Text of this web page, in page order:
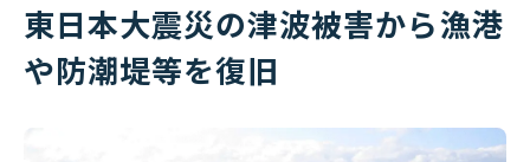
東日本大震災の津波被害から漁港
や防潮堤等を復旧